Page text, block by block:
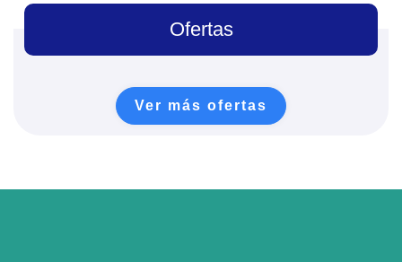
Ofertas
Ver más ofertas